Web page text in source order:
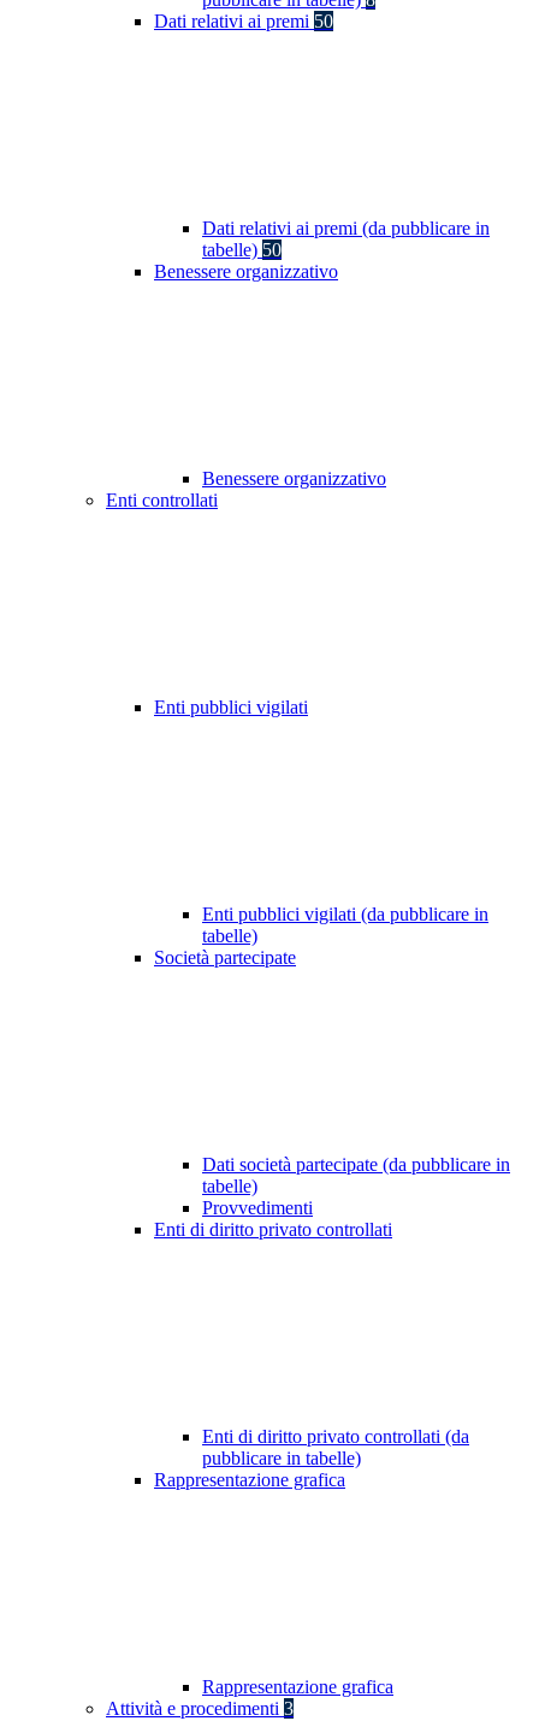
Dati relativi ai premi 50
Dati relativi ai premi (da pubblicare in
tabelle) 50
Benessere organizzativo
Benessere organizzativo
Enti controllati
Enti pubblici vigilati
Enti pubblici vigilati (da pubblicare in
tabelle)
Società partecipate
Dati società partecipate (da pubblicare in
tabelle)
Provvedimenti
Enti di diritto privato controllati
Enti di diritto privato controllati (da
pubblicare in tabelle)
Rappresentazione grafica
Rappresentazione grafica
Attività e procedimenti 3